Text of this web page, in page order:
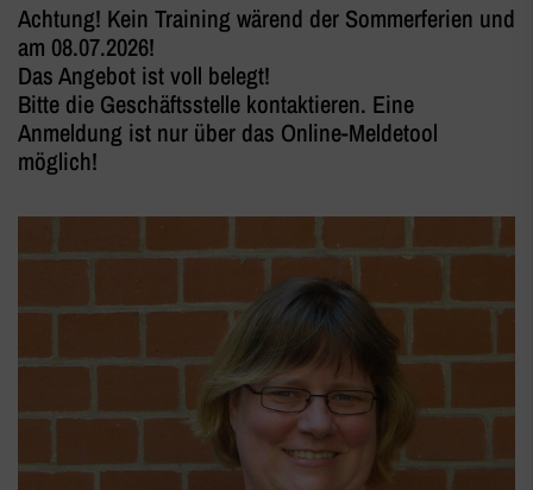
Achtung! Kein Training wärend der Sommerferien und
am 08.07.2026!
Das Angebot ist voll belegt!
Bitte die Geschäftsstelle kontaktieren. Eine
Anmeldung ist nur über das Online-Meldetool
möglich!